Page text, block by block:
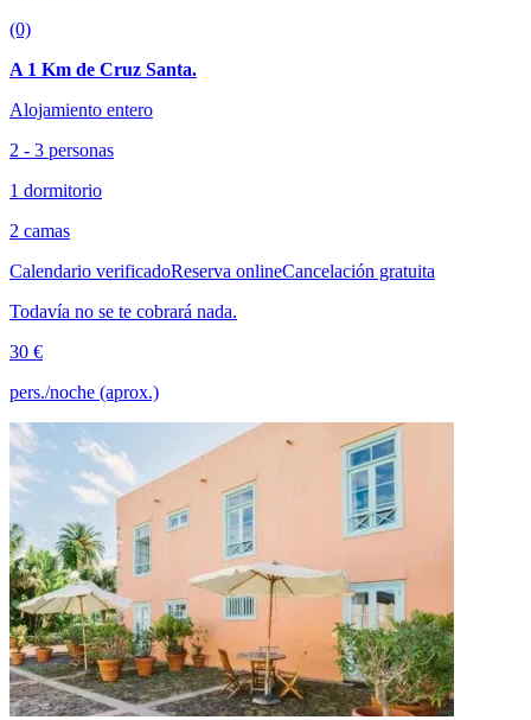
(0)
A 1 Km de Cruz Santa.
Alojamiento entero
2 - 3 personas
1 dormitorio
2 camas
Calendario verificadoReserva onlineCancelación gratuita
Todavía no se te cobrará nada.
30 €
pers./noche (aprox.)